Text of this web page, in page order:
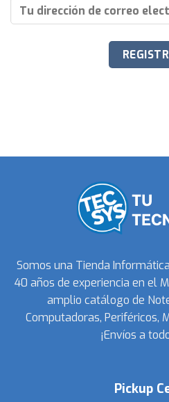
Somos una Tienda
40 años de experiencia en el
amplio catálogo de
Computadoras, Periféricos,
¡Envíos a
Pickup